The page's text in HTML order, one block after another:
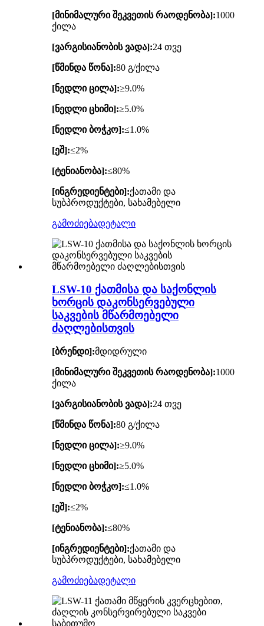
[მინიმალური შეკვეთის რაოდენობა]:1000
ქილა
[ვარგისიანობის ვადა]:24 თვე
[წმინდა წონა]:80 გ/ქილა
[ნედლი ცილა]:≥9.0%
[ნედლი ცხიმი]:≥5.0%
[ნედლი ბოჭკო]:≤1.0%
[ეშ]:≤2%
[ტენიანობა]:≤80%
[ინგრედიენტები]:ქათამი და
სუბპროდუქტები, სახამებელი
გამოძიებადეტალი
LSW-10 ქათმისა და საქონლის
ხორცის დაკონსერვებული
საკვების მწარმოებელი
ძაღლებისთვის
[ბრენდი]:მდიდრული
[მინიმალური შეკვეთის რაოდენობა]:1000
ქილა
[ვარგისიანობის ვადა]:24 თვე
[წმინდა წონა]:80 გ/ქილა
[ნედლი ცილა]:≥9.0%
[ნედლი ცხიმი]:≥5.0%
[ნედლი ბოჭკო]:≤1.0%
[ეშ]:≤2%
[ტენიანობა]:≤80%
[ინგრედიენტები]:ქათამი და
სუბპროდუქტები, სახამებელი
გამოძიებადეტალი